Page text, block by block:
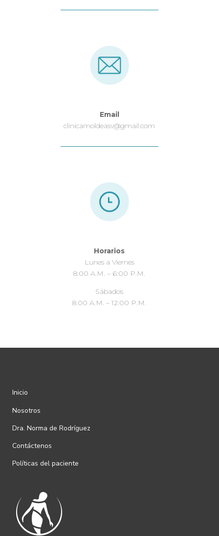
Email
clinicamoldeasv@gmail.com
Horarios
Lunes a Viernes
8:00 A.M. – 6:00 P.M.
Sábados
8:00 A.M. – 12:00 P.M.
Inicio
Nosotros
Dra. Norma de Rodríguez
Contáctenos
Políticas del paciente